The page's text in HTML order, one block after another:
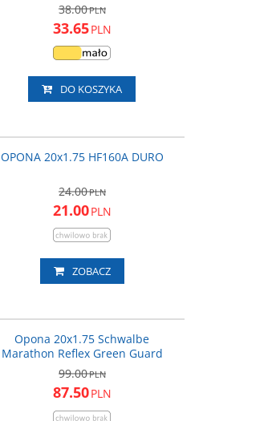
38.00PLN
33.65PLN
DO KOSZYKA
OPONA 20x1.75 HF160A DURO
24.00PLN
21.00PLN
ZOBACZ
Opona 20x1.75 Schwalbe
Marathon Reflex Green Guard
99.00PLN
87.50PLN